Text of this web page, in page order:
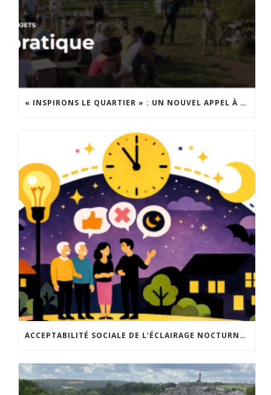
« INSPIRONS LE QUARTIER » : UN NOUVEL APPEL À PROJETS EST LANCÉ !
ACCEPTABILITÉ SOCIALE DE L’ÉCLAIRAGE NOCTURNE : LE REPLAY EST DISPONIBLE